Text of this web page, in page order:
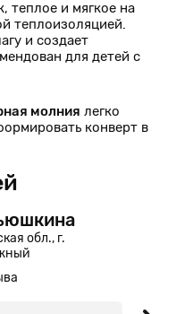
теплое и мягкое на
теплоизоляцией.
и создает
для детей с
молния легко
конверт в
обл., г.